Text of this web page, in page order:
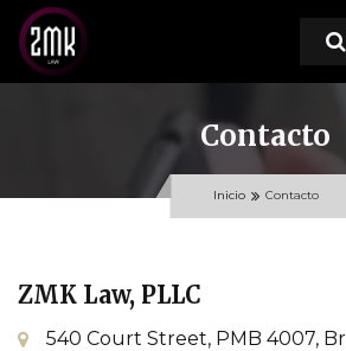
ÁREAS DE PRÁCTICA
RECURSOS
Contacto
Inicio Contacto
ZMK Law, PLLC
540 Court Street, PMB 4007,